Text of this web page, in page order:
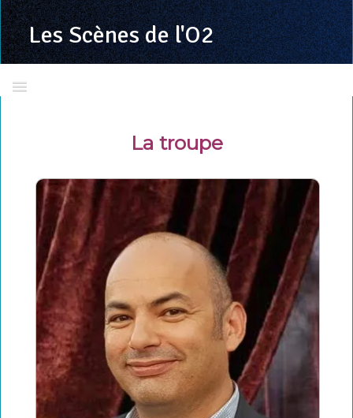
Les Scènesde l'O2
Toutes les programmations
LSDO en images
La troupe
Richard VALENTE
Grand jeu concours LSDO
La carte club LSDO
Intégrer LSDO
La troupe